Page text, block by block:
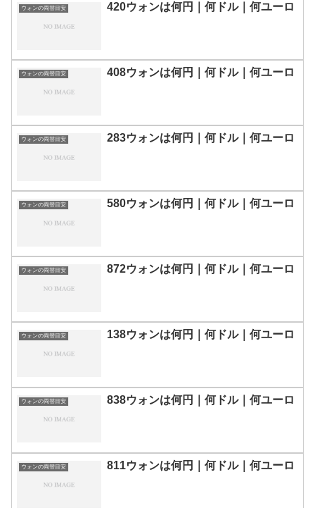
ウォンの両替目安 420ウォンは何円｜何ドル｜何ユーロ
ウォンの両替目安 408ウォンは何円｜何ドル｜何ユーロ
ウォンの両替目安 283ウォンは何円｜何ドル｜何ユーロ
ウォンの両替目安 580ウォンは何円｜何ドル｜何ユーロ
ウォンの両替目安 872ウォンは何円｜何ドル｜何ユーロ
ウォンの両替目安 138ウォンは何円｜何ドル｜何ユーロ
ウォンの両替目安 838ウォンは何円｜何ドル｜何ユーロ
ウォンの両替目安 811ウォンは何円｜何ドル｜何ユーロ